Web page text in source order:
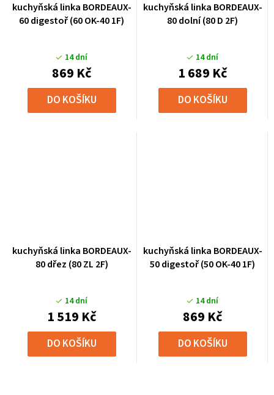
kuchyňská linka BORDEAUX-
60 digestoř (60 OK-40 1F)
14 dní
869 Kč
DO KOŠÍKU
kuchyňská linka BORDEAUX-
80 dolní (80 D 2F)
14 dní
1 689 Kč
DO KOŠÍKU
kuchyňská linka BORDEAUX-
80 dřez (80 ZL 2F)
14 dní
1 519 Kč
DO KOŠÍKU
kuchyňská linka BORDEAUX-
50 digestoř (50 OK-40 1F)
14 dní
869 Kč
DO KOŠÍKU